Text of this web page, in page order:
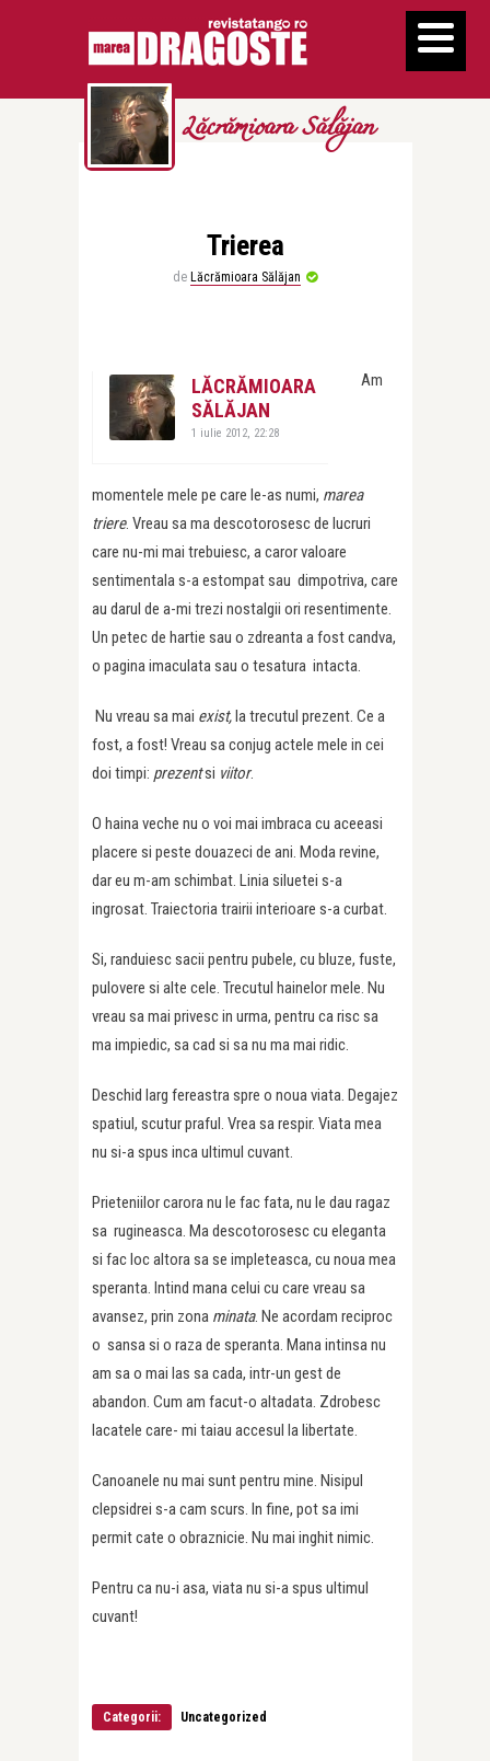
Lăcrămioara Sălăjan
Trierea
de Lăcrămioara Sălăjan
LĂCRĂMIOARA
SĂLĂJAN
1 iulie 2012, 22:28
Am
momentele mele pe care le-as numi, marea
triere. Vreau sa ma descotorosesc de lucruri
care nu-mi mai trebuiesc, a caror valoare
sentimentala s-a estompat sau dimpotriva, care
au darul de a-mi trezi nostalgii ori resentimente.
Un petec de hartie sau o zdreanta a fost candva,
o pagina imaculata sau o tesatura intacta.
Nu vreau sa mai exist,la trecutul prezent. Ce a
fost, a fost! Vreau sa conjug actele mele in cei
doi timpi: prezentsi viitor.
O haina veche nu o voi mai imbraca cu aceeasi
placere si peste douazeci de ani. Moda revine,
dar eu m-am schimbat. Linia siluetei s-a
ingrosat. Traiectoria trairii interioare s-a curbat.
Si, randuiesc sacii pentru pubele, cu bluze, fuste,
pulovere si alte cele. Trecutul hainelor mele. Nu
vreau sa mai privesc in urma, pentru ca risc sa
ma impiedic, sa cad si sa nu ma mai ridic.
Deschid larg fereastra spre o noua viata. Degajez
spatiul, scutur praful. Vrea sa respir. Viata mea
nu si-a spus inca ultimul cuvant.
Prieteniilor carora nu le fac fata, nu le dau ragaz
sa rugineasca. Ma descotorosesc cu eleganta
si fac loc altora sa se impleteasca, cu noua mea
speranta. Intind mana celui cu care vreau sa
avansez, prin zona minata. Ne acordam reciproc
o sansa si o raza de speranta. Mana intinsa nu
am sa o mai las sa cada, intr-un gest de
abandon. Cum am facut-o altadata. Zdrobesc
lacatele care- mi taiau accesul la libertate.
Canoanele nu mai sunt pentru mine. Nisipul
clepsidrei s-a cam scurs. In fine, pot sa imi
permit cate o obraznicie. Nu mai inghit nimic.
Pentru ca nu-i asa, viata nu si-a spus ultimul
cuvant!
Categorii: Uncategorized